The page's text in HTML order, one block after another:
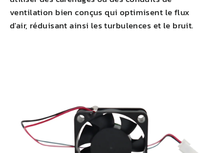
ventilation bien conçus qui optimisent le flux
d'air, réduisant ainsi les turbulences et le bruit.